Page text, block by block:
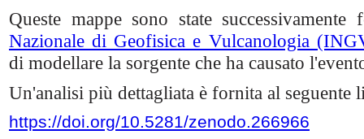
Queste mappe sono state successivamente
Nazionale di Geofisica e Vulcanologia
di modellare la sorgente che ha causato
Un'analisi più dettagliata è fornita al seguente
https://doi.org/10.5281/zenodo.266966